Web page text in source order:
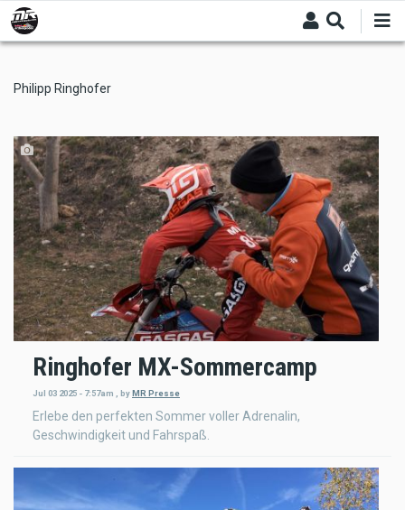
Skip
to
main
Philipp Ringhofer
Ringhofer MX-Sommercamp
Jul 03 2025 - 7:57am , by MR Presse
Erlebe den perfekten Sommer voller Adrenalin,
Geschwindigkeit und Fahrspaß.